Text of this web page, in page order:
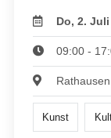
Do, 2.
09:00 -
Kunst